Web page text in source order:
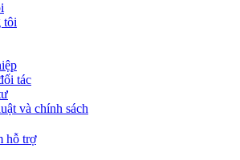
tôi
tác
và chính sách
hỗ trợ